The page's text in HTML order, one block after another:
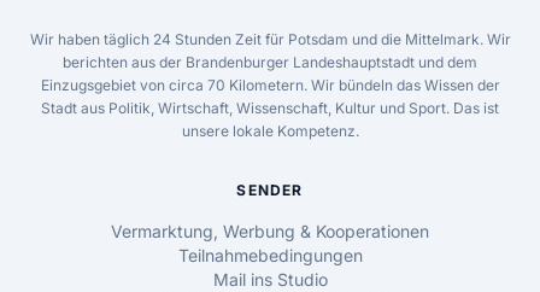
Wir haben täglich 24 Stunden Zeit für Potsdam und die Mittelmark. Wir
berichten aus der Brandenburger Landeshauptstadt und dem
Einzugsgebiet von circa 70 Kilometern. Wir bündeln das Wissen der
Stadt aus Politik, Wirtschaft, Wissenschaft, Kultur und Sport. Das ist
unsere lokale Kompetenz.
SENDER
Vermarktung, Werbung & Kooperationen
Teilnahmebedingungen
Mail ins Studio